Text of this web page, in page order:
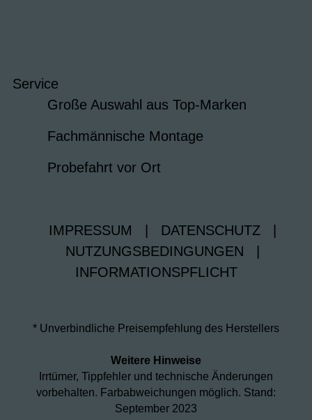
Service
Große Auswahl aus Top-Marken
Fachmännische Montage
Probefahrt vor Ort
IMPRESSUM DATENSCHUTZ
NUTZUNGSBEDINGUNGEN
INFORMATIONSPFLICHT
* Unverbindliche Preisempfehlung des Herstellers
Weitere Hinweise
Irrtümer, Tippfehler und technische Änderungen
vorbehalten. Farbabweichungen möglich. Stand:
September 2023